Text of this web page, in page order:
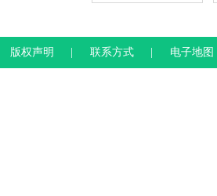
版权声明 联系方式 电子地图